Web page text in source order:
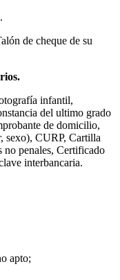
de cheque de su
infantil,
del ultimo grado
de domicilio,
sexo), CURP, Cartilla
no penales, Certificado
interbancaria.
apto;